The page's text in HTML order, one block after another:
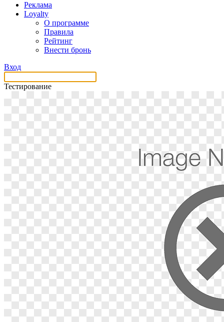
Реклама
Loyalty
О программе
Правила
Рейтинг
Внести бронь
Вход
Тестирование